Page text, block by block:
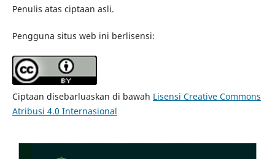
Penulis atas ciptaan asli.
Pengguna situs web ini berlisensi:
Ciptaan disebarluaskan di bawah Lisensi Creative Commons
Atribusi 4.0 Internasional